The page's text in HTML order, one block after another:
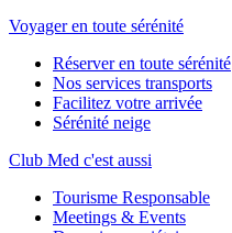
Voyager en toute sérénité
Réserver en toute sérénité
Nos services transports
Facilitez votre arrivée
Sérénité neige
Club Med c'est aussi
Tourisme Responsable
Meetings & Events